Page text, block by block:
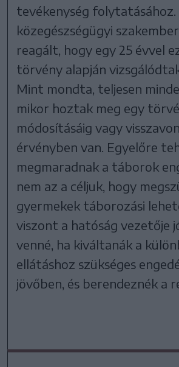
tevékenység folytatásához.
közegészségügyi
reagált, hogy egy 25 évvel
törvény alapján
Mint mondta, teljesen
mikor hoztak meg egy
módosításáig vagy
érvényben van. Egyelőre
megmaradnak a táborok
nem az a céljuk, hogy
gyermekek táborozási
viszont a hatóság vezetője
venné, ha kiváltanák a
ellátáshoz szükséges
jövőben, és berendeznék a